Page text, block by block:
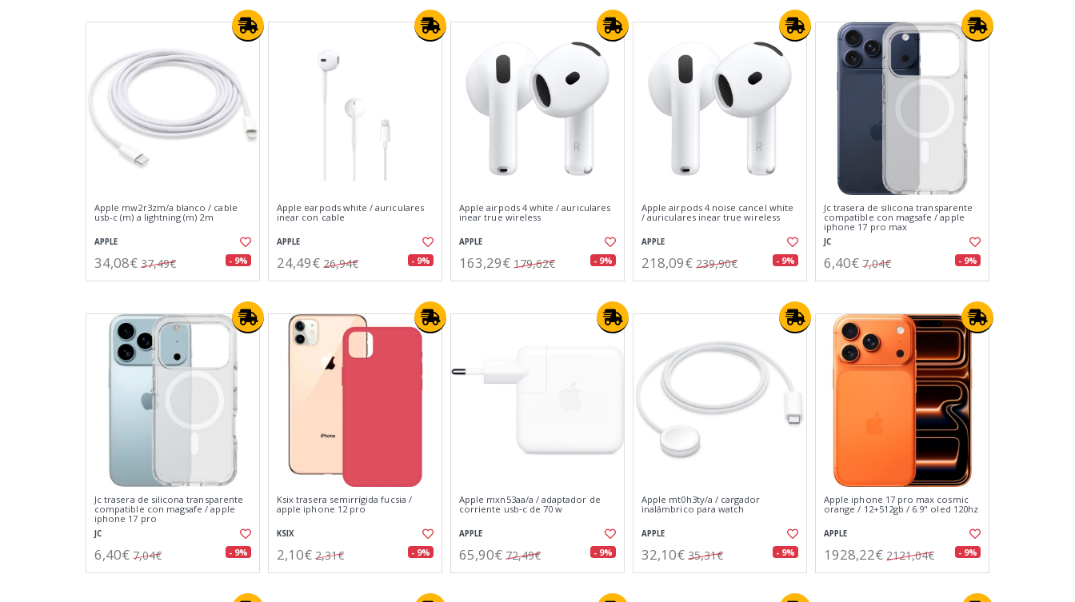
Apple mw2r3zm/a blanco / cable
usb-c (m) a lightning (m) 2m
APPLE
34,08€ 37,49€ - 9%
Apple earpods white / auriculares
inear con cable
APPLE
24,49€ 26,94€ - 9%
Apple airpods 4 white / auriculares
inear true wireless
APPLE
163,29€ 179,62€ - 9%
Apple airpods 4 noise cancel white
/ auriculares inear true wireless
APPLE
218,09€ 239,90€ - 9%
Jc trasera de silicona transparente
compatible con magsafe / apple
iphone 17 pro max
JC
6,40€ 7,04€ - 9%
Jc trasera de silicona transparente
compatible con magsafe / apple
iphone 17 pro
JC
6,40€ 7,04€ - 9%
Ksix trasera semirrígida fucsia /
apple iphone 12 pro
KSIX
2,10€ 2,31€ - 9%
Apple mxn53aa/a / adaptador de
corriente usb‑c de 70 w
APPLE
65,90€ 72,49€ - 9%
Apple mt0h3ty/a / cargador
inalámbrico para watch
APPLE
32,10€ 35,31€ - 9%
Apple iphone 17 pro max cosmic
orange / 12+512gb / 6.9" oled 120hz
APPLE
1928,22€ 2121,04€ - 9%